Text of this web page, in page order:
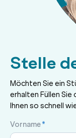
Stelle
Möchten Sie ein
erhalten Füllen Sie
Ihnen so schnell
Vorname*